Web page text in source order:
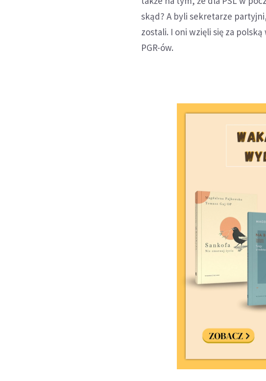
skąd? A byli sekretarze
zostali. I oni wzięli się za
PGR-ów.